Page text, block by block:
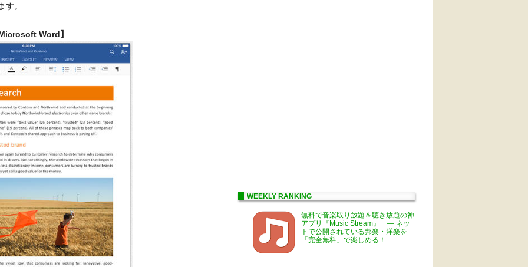
。
Word】
WEEKLY RANKING
無料で音楽取り放題＆聴き放題の神
アプリ『Music Stream』 ― ネッ
トで公開されている邦楽・洋楽を
「完全無料」で楽しめる！